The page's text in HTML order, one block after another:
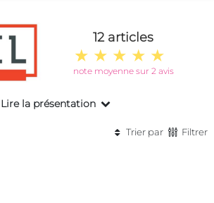
12 articles
note moyenne sur 2 avis
Lire la présentation
Trier par Filtrer